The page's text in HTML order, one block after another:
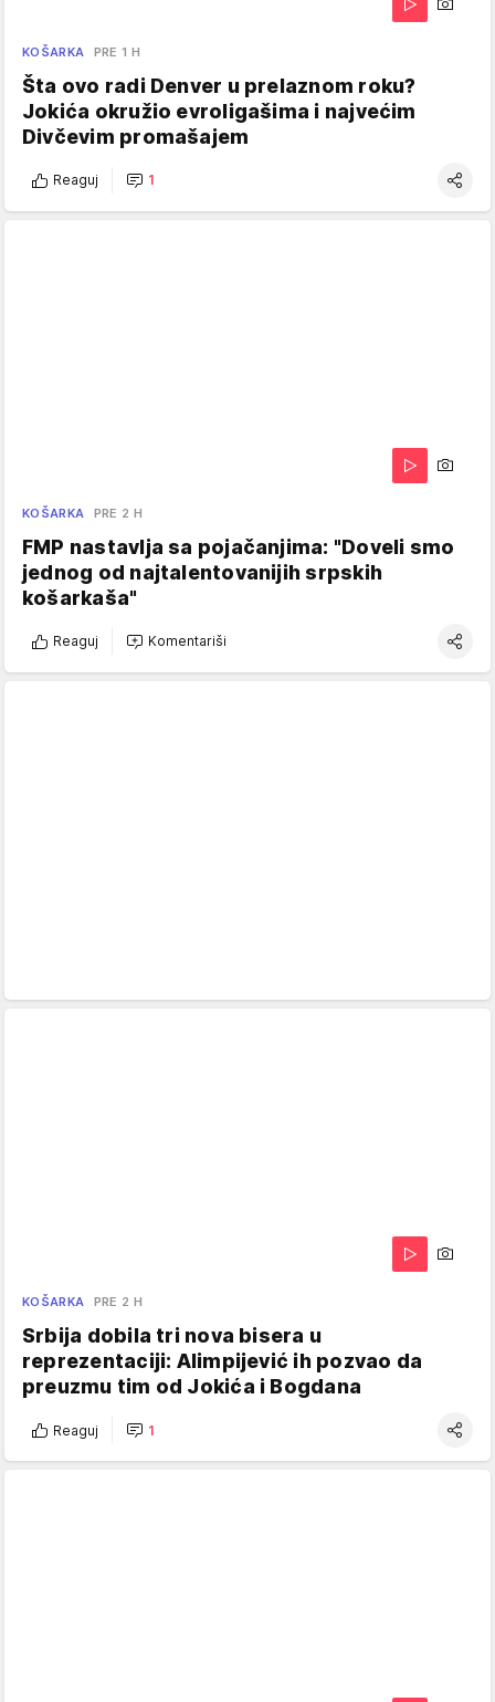
KOŠARKA PRE 1 H
Šta ovo radi Denver u prelaznom roku?
Jokića okružio evroligašima i najvećim
Divčevim promašajem
Reaguj 1
KOŠARKA PRE 2 H
FMP nastavlja sa pojačanjima: "Doveli smo
jednog od najtalentovanijih srpskih
košarkaša"
Reaguj Komentariši
KOŠARKA PRE 2 H
Srbija dobila tri nova bisera u
reprezentaciji: Alimpijević ih pozvao da
preuzmu tim od Jokića i Bogdana
Reaguj 1